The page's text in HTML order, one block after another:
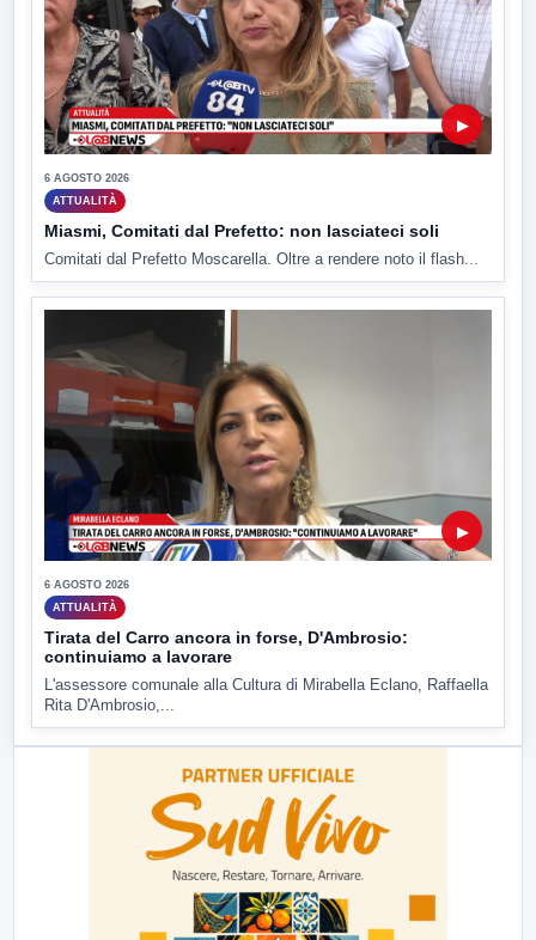
▶
6 AGOSTO 2026
ATTUALITÀ
Miasmi, Comitati dal Prefetto: non lasciateci soli
Comitati dal Prefetto Moscarella. Oltre a rendere noto il flash...
▶
6 AGOSTO 2026
ATTUALITÀ
Tirata del Carro ancora in forse, D'Ambrosio:
continuiamo a lavorare
L'assessore comunale alla Cultura di Mirabella Eclano, Raffaella
Rita D'Ambrosio,...